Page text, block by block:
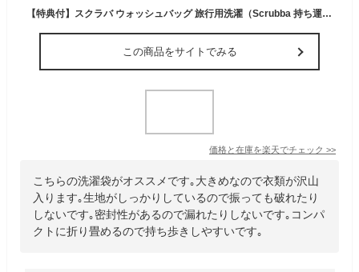
【特典付】スクラバ ウォッシュバッグ 旅行用洗濯（Scrubba 持ち運び洗濯機 コンパクト トラベル 旅行 出張 折りたたみ シャカシャカ 洗濯袋 ミニ洗濯機 防災グッズ キャンプ 釣り）【送料無料 ポイント8倍】【12月2迄】【NY】【：150】
この商品をサイトでみる
価格と在庫を楽天でチェック >>
こちらの洗濯袋がオススメです｡大きめなので衣類が沢山
入ります｡生地がしっかりしているので振っても破れたり
しないです｡密封性があるので漏れたりしないです｡コンパ
クトに折り畳めるので持ち歩きしやすいです｡